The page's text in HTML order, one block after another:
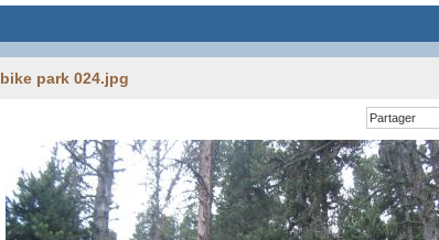
bike park 024.jpg
Partager